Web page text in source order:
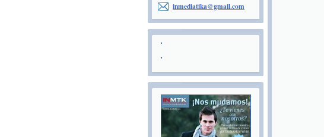
inmediatika@gmail.com